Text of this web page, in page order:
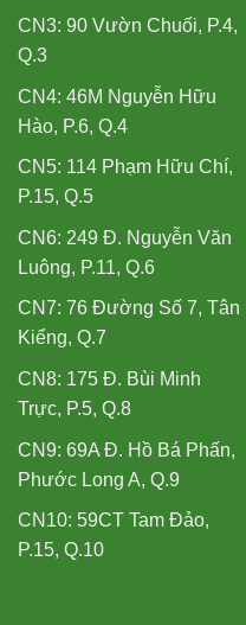
CN3: 90 Vườn Chuối, P.4,
Q.3
CN4: 46M Nguyễn Hữu
Hào, P.6, Q.4
CN5: 114 Phạm Hữu Chí,
P.15, Q.5
CN6: 249 Đ. Nguyễn Văn
Luông, P.11, Q.6
CN7: 76 Đường Số 7, Tân
Kiểng, Q.7
CN8: 175 Đ. Bùi Minh
Trực, P.5, Q.8
CN9: 69A Đ. Hồ Bá Phấn,
Phước Long A, Q.9
CN10: 59CT Tam Đảo,
P.15, Q.10